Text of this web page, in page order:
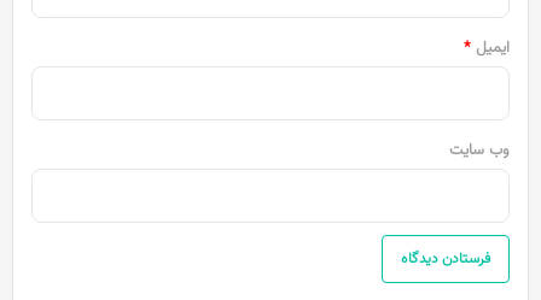
ایمیل *
وب‌ سایت